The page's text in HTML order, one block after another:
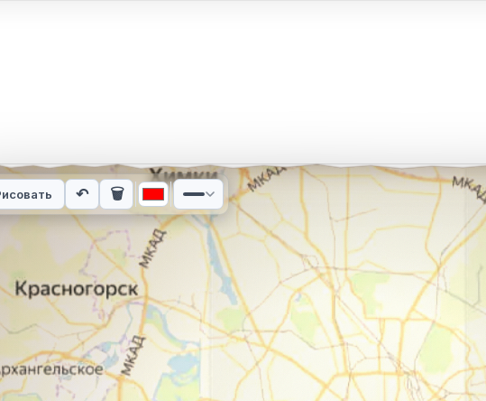
карта автомобильного маршрута из города Сураж в город Москва.
↶ 🗑